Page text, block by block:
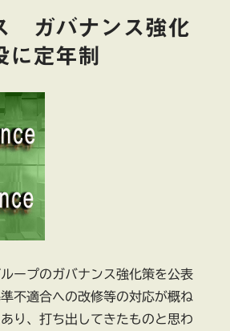
ガバナンス強化
定年制
ープのガバナンス強化策を公表
不適合への改修等の対応が概ね
り、打ち出してきたものと思わ